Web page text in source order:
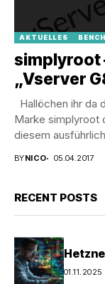
AKTUELLES
simplyroot
„Vserver
Hallöchen ihr da
Marke simplyroot
diesem
BYNICO 05.04.2017
RECENT POSTS
01.11.2025